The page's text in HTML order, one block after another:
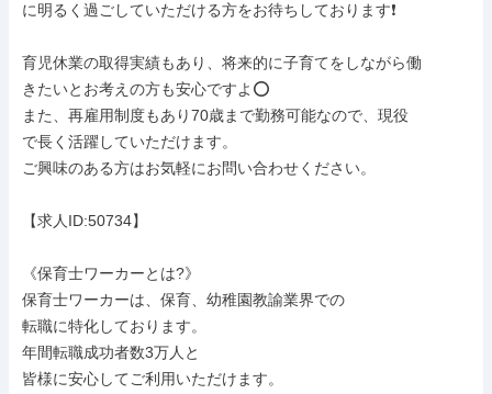
に明るく過ごしていただける方をお待ちしております❗️
育児休業の取得実績もあり、将来的に子育てをしながら働
きたいとお考えの方も安心ですよ⭕
また、再雇用制度もあり70歳まで勤務可能なので、現役
で長く活躍していただけます。
ご興味のある方はお気軽にお問い合わせください。
【求人ID:50734】
《保育士ワーカーとは?》
保育士ワーカーは、保育、幼稚園教諭業界での
転職に特化しております。
年間転職成功者数3万人と
皆様に安心してご利用いただけます。